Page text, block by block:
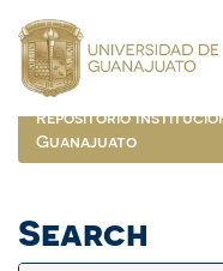
navigation
Repositorio
Guanajuato
Search